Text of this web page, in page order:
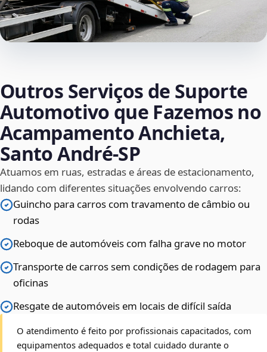
Outros Serviços de Suporte
Automotivo que Fazemos no
Acampamento Anchieta,
Santo André‑SP
Atuamos em ruas, estradas e áreas de estacionamento,
lidando com diferentes situações envolvendo carros:
Guincho para carros com travamento de câmbio ou
rodas
Reboque de automóveis com falha grave no motor
Transporte de carros sem condições de rodagem para
oficinas
Resgate de automóveis em locais de difícil saída
O atendimento é feito por profissionais capacitados, com
equipamentos adequados e total cuidado durante o